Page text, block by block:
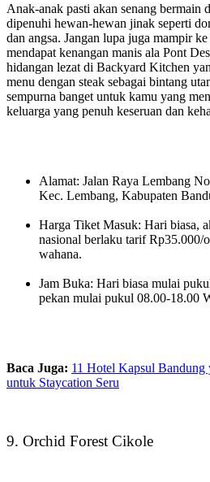
Anak-anak pasti akan senang bermain
dipenuhi hewan-hewan jinak seperti
dan angsa. Jangan lupa juga mampir
mendapat kenangan manis ala Pont
hidangan lezat di Backyard Kitchen
menu dengan steak sebagai bintang
sempurna banget untuk kamu yang
keluarga yang penuh keseruan dan
Alamat: Jalan Raya Lembang
Kec. Lembang, Kabupaten
Harga Tiket Masuk: Hari biasa,
nasional berlaku tarif Rp35.000/
wahana.
Jam Buka: Hari biasa mulai
pekan mulai pukul 08.00-18.00
Baca Juga: 11 Hotel Kapsul Bandung
untuk Staycation Seru
9. Orchid Forest Cikole